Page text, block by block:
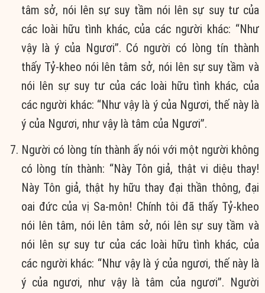
tâm sở, nói lên sự suy tầm nói lên sự suy tư của
các loài hữu tình khác, của các người khác: “Như
vậy là ý của Ngươi”. Có người có lòng tín thành
thấy Tỷ-kheo nói lên tâm sở, nói lên sự suy tầm và
nói lên sự suy tư của các loài hữu tình khác, của
các người khác: “Như vậy là ý của Ngươi, thế này là
ý của Ngươi, như vậy là tâm của Ngươi”.
Người có lòng tín thành ấy nói với một người không
có lòng tín thành: “Này Tôn giả, thật vi diệu thay!
Này Tôn giả, thật hy hữu thay đại thần thông, đại
oai đức của vị Sa-môn! Chính tôi đã thấy Tỷ-kheo
nói lên tâm, nói lên tâm sở, nói lên sự suy tầm và
nói lên sự suy tư của các loài hữu tình khác, của
các người khác: “Như vậy là ý của ngươi, thế này là
ý của ngươi, như vậy là tâm của ngươi”. Người